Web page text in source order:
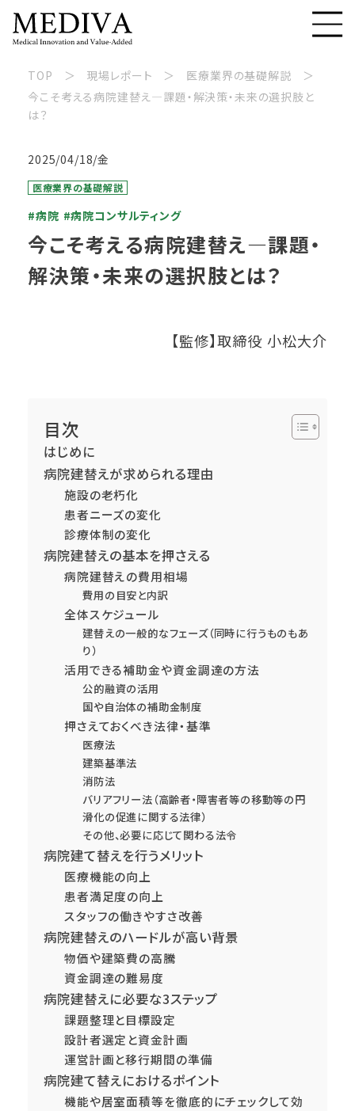
TOP 現場レポート
医療業界の基礎解説
今こそ考える病院建替え—課題・解決策・未来の選択肢と
は？
2025/04/18/金
医療業界の基礎解説
#病院 #病院コンサルティング
今こそ考える病院建替え—課題・
解決策・未来の選択肢とは？
【監修】取締役 小松大介
目次
はじめに
病院建替えが求められる理由
施設の老朽化
患者ニーズの変化
診療体制の変化
病院建替えの基本を押さえる
病院建替えの費用相場
費用の目安と内訳
全体スケジュール
建替えの一般的なフェーズ（同時に行うものもあ
り）
活用できる補助金や資金調達の方法
公的融資の活用
国や自治体の補助金制度
押さえておくべき法律・基準
医療法
建築基準法
消防法
バリアフリー法（高齢者・障害者等の移動等の円
滑化の促進に関する法律）
その他、必要に応じて関わる法令
病院建て替えを行うメリット
医療機能の向上
患者満足度の向上
スタッフの働きやすさ改善
病院建替えのハードルが高い背景
物価や建築費の高騰
資金調達の難易度
病院建替えに必要な3ステップ
課題整理と目標設定
設計者選定と資金計画
運営計画と移行期間の準備
病院建て替えにおけるポイント
機能や居室面積等を徹底的にチェックして効